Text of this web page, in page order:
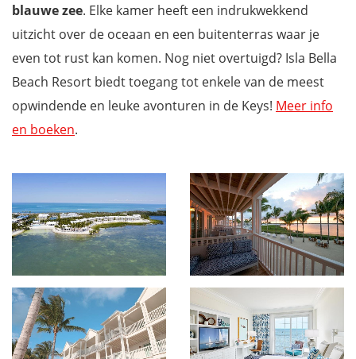
blauwe zee. Elke kamer heeft een indrukwekkend
uitzicht over de oceaan en een buitenterras waar je
even tot rust kan komen. Nog niet overtuigd? Isla Bella
Beach Resort biedt toegang tot enkele van de meest
opwindende en leuke avonturen in de Keys! Meer info
en boeken.